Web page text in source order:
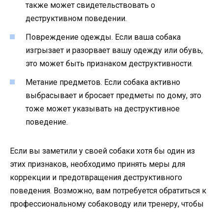
также может свидетельствовать о
деструктивном поведении.
Повреждение одежды. Если ваша собака
изгрызает и разорвает вашу одежду или обувь,
это может быть признаком деструктивности.
Метание предметов. Если собака активно
выбрасывает и бросает предметы по дому, это
тоже может указывать на деструктивное
поведение.
Если вы заметили у своей собаки хотя бы один из
этих признаков, необходимо принять меры для
коррекции и предотвращения деструктивного
поведения. Возможно, вам потребуется обратиться к
профессиональному собаководу или тренеру, чтобы